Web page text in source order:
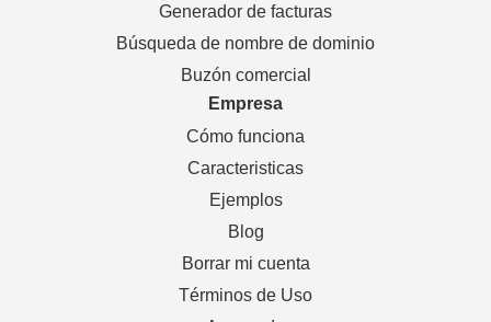
Generador de facturas
Búsqueda de nombre de dominio
Buzón comercial
Empresa
Cómo funciona
Caracteristicas
Ejemplos
Blog
Borrar mi cuenta
Términos de Uso